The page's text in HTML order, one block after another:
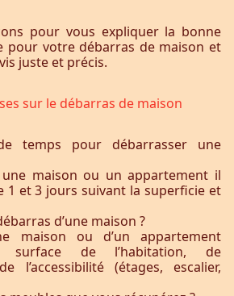
pour vous expliquer la bonne
pour votre débarras de maison et
juste et précis.
sur le débarras de maison
temps pour débarrasser une
maison ou un appartement il
et 3 jours suivant la superficie et
d’une maison ?
maison ou d’un appartement
de l’habitation, de
l’accessibilité (étages, escalier,